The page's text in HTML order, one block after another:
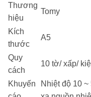
Thương
hiệu
Tomy
Kích
thước
A5
Quy
cách
10 tờ/ xấp/
Khuyến
Nhiệt độ 10